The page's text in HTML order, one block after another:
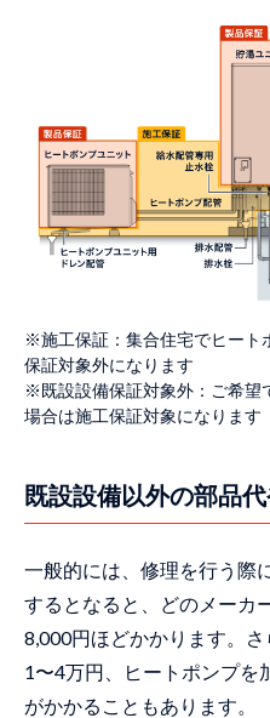
※施工保証：集合住宅でヒート
保証対象外になります
※既設設備保証対象外：ご希望
場合は施工保証対象になります
既設設備以外の部品
一般的には、修理を行う際
するとなると、どのメーカ
8,000円ほどかかります。
1〜4万円、ヒートポンプを
がかかることもあります。